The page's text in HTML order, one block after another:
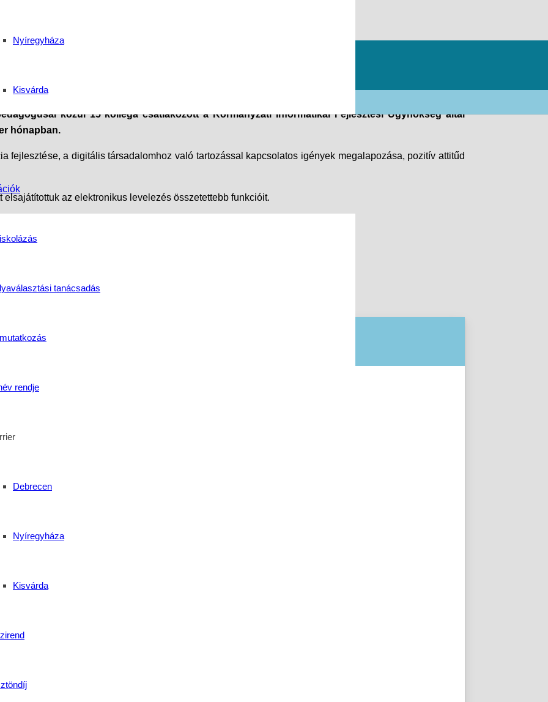
Nyíregyháza
Kisvárda
tanácsadás
rendje
Debrecen
Nyíregyháza
Kisvárda
informatikai eszközömet”
Középiskola
közül 15 kolléga csatlakozott a Kormányzati Informatikai Fejlesztési Ügynökség által
hónapban.
fejlesztése, a digitális társadalomhoz való tartozással kapcsolatos igények megalapozása, pozitív attitűd
az elektronikus levelezés összetettebb funkcióit.
kezében újabb tanúsítványát.
és a kitartás